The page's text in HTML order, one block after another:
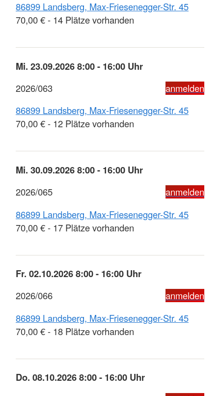
86899 Landsberg, Max-Friesenegger-Str. 45
70,00 € - 14 Plätze vorhanden
Mi. 23.09.2026 8:00 - 16:00 Uhr
2026/063
anmelden
86899 Landsberg, Max-Friesenegger-Str. 45
70,00 € - 12 Plätze vorhanden
Mi. 30.09.2026 8:00 - 16:00 Uhr
2026/065
anmelden
86899 Landsberg, Max-Friesenegger-Str. 45
70,00 € - 17 Plätze vorhanden
Fr. 02.10.2026 8:00 - 16:00 Uhr
2026/066
anmelden
86899 Landsberg, Max-Friesenegger-Str. 45
70,00 € - 18 Plätze vorhanden
Do. 08.10.2026 8:00 - 16:00 Uhr